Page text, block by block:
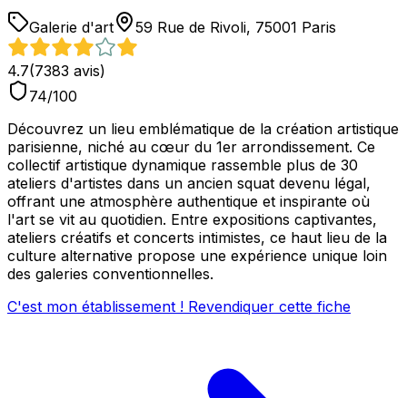
Galerie d'art 59 Rue de Rivoli, 75001 Paris
4.7(7383 avis)
74/100
Découvrez un lieu emblématique de la création artistique
parisienne, niché au cœur du 1er arrondissement. Ce
collectif artistique dynamique rassemble plus de 30
ateliers d'artistes dans un ancien squat devenu légal,
offrant une atmosphère authentique et inspirante où
l'art se vit au quotidien. Entre expositions captivantes,
ateliers créatifs et concerts intimistes, ce haut lieu de la
culture alternative propose une expérience unique loin
des galeries conventionnelles.
C'est mon établissement ! Revendiquer cette fiche